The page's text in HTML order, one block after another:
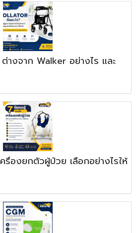
างจาก Walker อย่างไร และ
รื่องยกตัวผู้ป่วย เลือกอย่างไรให้